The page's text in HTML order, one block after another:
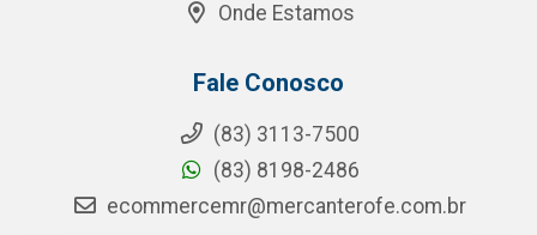
Onde Estamos
Fale Conosco
(83) 3113-7500
(83) 8198-2486
ecommercemr@mercanterofe.com.br